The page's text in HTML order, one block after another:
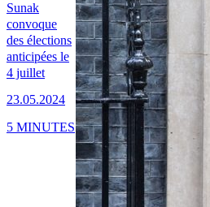
Sunak
convoque
des élections
anticipées le
4 juillet
23.05.2024
5 MINUTES